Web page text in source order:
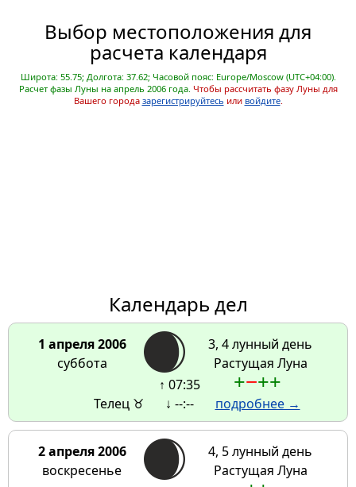
Выбор местоположения для
расчета календаря
Широта: 55.75; Долгота: 37.62; Часовой пояс: Europe/Moscow (UTC+04:00).
Расчет фазы Луны на апрель 2006 года. Чтобы рассчитать фазу Луны для
Вашего города зарегистрируйтесь или войдите.
Календарь дел
1 апреля 2006
суббота
3, 4 лунный день
Растущая Луна
Телец ♉
↑ 07:35
↓ --:--
+−++
подробнее →
2 апреля 2006
воскресенье
4, 5 лунный день
Растущая Луна